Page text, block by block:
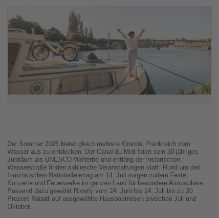
Der Sommer 2026 bietet gleich mehrere Gründe, Frankreich vom
Wasser aus zu entdecken. Der Canal du Midi feiert sein 30-jähriges
Jubiläum als UNESCO-Welterbe und entlang der historischen
Wasserstraße finden zahlreiche Veranstaltungen statt. Rund um den
französischen Nationalfeiertag am 14. Juli sorgen zudem Feste,
Konzerte und Feuerwerke im ganzen Land für besondere Atmosphäre.
Passend dazu gewährt Riverly vom 24. Juni bis 14. Juli bis zu 30
Prozent Rabatt auf ausgewählte Hausbootreisen zwischen Juli und
Oktober.